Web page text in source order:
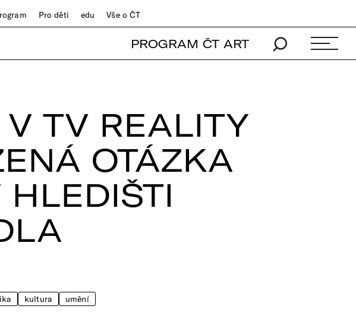
Pro děti edu Vše o ČT
PROGRAM ČT ART
TV REALITY
OTÁZKA
kultura umění